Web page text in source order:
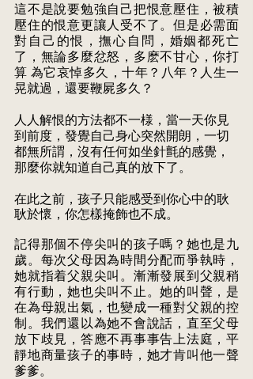
這不是說要勉強自己把恨意壓住，被積
壓住的恨意更讓人受不了。但是必需面
對自己的恨，撫心自問，婚姻都死亡
了，無論多麼忿怒，多麽不甘心，你打
算 為它哀悼多久，十年？八年？人生一
晃就過，還要鞭屍多久？
人人解恨的方法都不一様，當一天你見
到前度，發覺自己身心突然開朗，一切
都無所謂，沒有任何如坐針氈的感覺，
那麼你就知道自己真的放下了。
在此之前，孩子只能感受到你心中的耿
耿於懷，你怎樣掩飾也不成。
記得那個不停尖叫的孩子嗎？她也是九
歲。每次父母因為時間分配而爭執時，
她就指着父親尖叫。漸漸發展到父親稍
有行動，她也尖叫不止。她的叫聲，是
在為母親出氣，也變成一種對父親的控
制。我們還以為她不會說話，直至父母
放下歧見，答應不再事事告上法庭，平
靜地商量孩子的事時，她才肯叫他一聲
爹爹。